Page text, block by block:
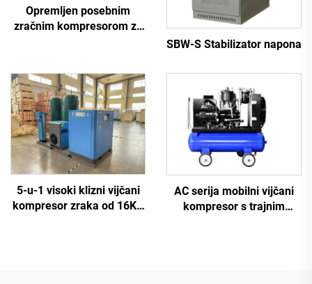
Opremljen posebnim
zračnim kompresorom za
SBW-S Stabilizator napona
5-u-1 visoki klizni vijčani
kompresor zraka od 16KG
AC serija mobilni vijčani
kompresor s trajnim